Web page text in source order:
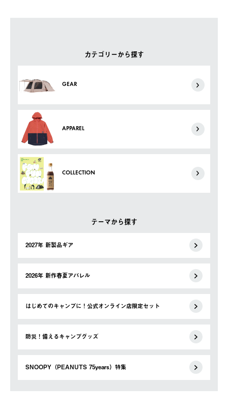
カテゴリーから探す
GEAR
APPAREL
COLLECTION
テーマから探す
2027年 新製品ギア
2026年 新作春夏アパレル
はじめてのキャンプに！公式オンライン店限定セット
防災！備えるキャンプグッズ
SNOOPY（PEANUTS 75years）特集